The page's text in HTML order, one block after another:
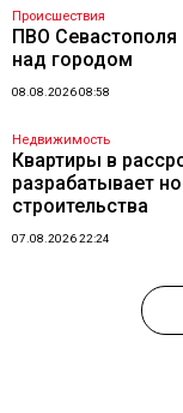
Происшествия
ПВО Севастополя
над городом
08.08.2026 08:58
Недвижимость
Квартиры в
разрабатывает
строительства
07.08.2026 22:24